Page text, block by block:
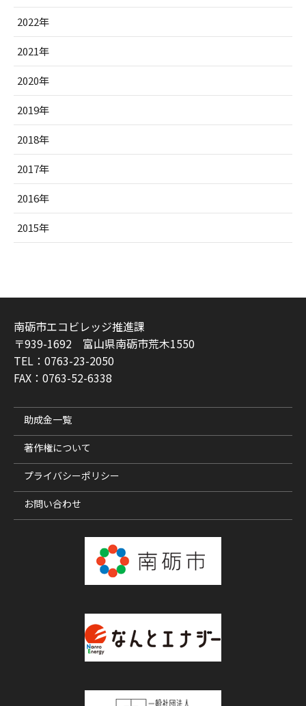
2022年
2021年
2020年
2019年
2018年
2017年
2016年
2015年
南砺市エコビレッジ推進課
〒939-1692 富山県南砺市荒木1550
TEL：0763-23-2050
FAX：0763-52-6338
助成金一覧
著作権について
プライバシーポリシー
お問い合わせ